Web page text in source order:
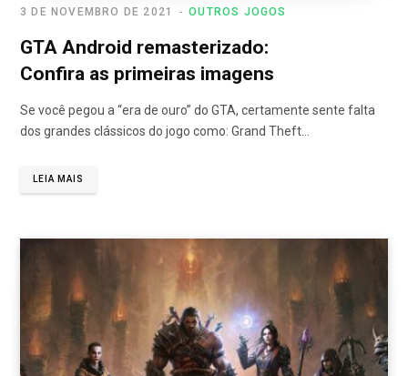
OUTROS JOGOS
3 DE NOVEMBRO DE 2021
GTA Android remasterizado:
Confira as primeiras imagens
Se você pegou a “era de ouro” do GTA, certamente sente falta
dos grandes clássicos do jogo como: Grand Theft…
LEIA MAIS